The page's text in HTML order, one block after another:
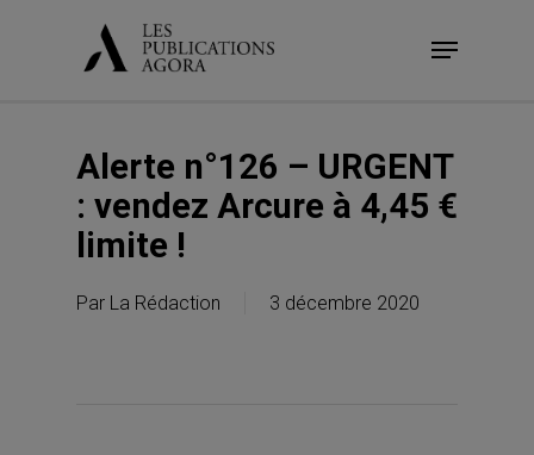
Menu
Alerte n°126 – URGENT
: vendez Arcure à 4,45 €
limite !
Par La Rédaction 3 décembre 2020